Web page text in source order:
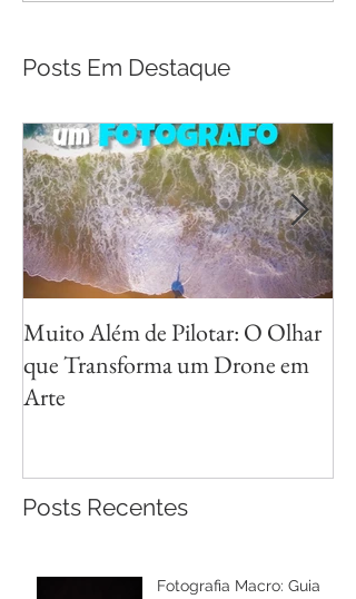
Posts Em Destaque
Muito Além de Pilotar: O Olhar
que Transforma um Drone em
Arte
Posts Recentes
Fotografia Macro: Guia